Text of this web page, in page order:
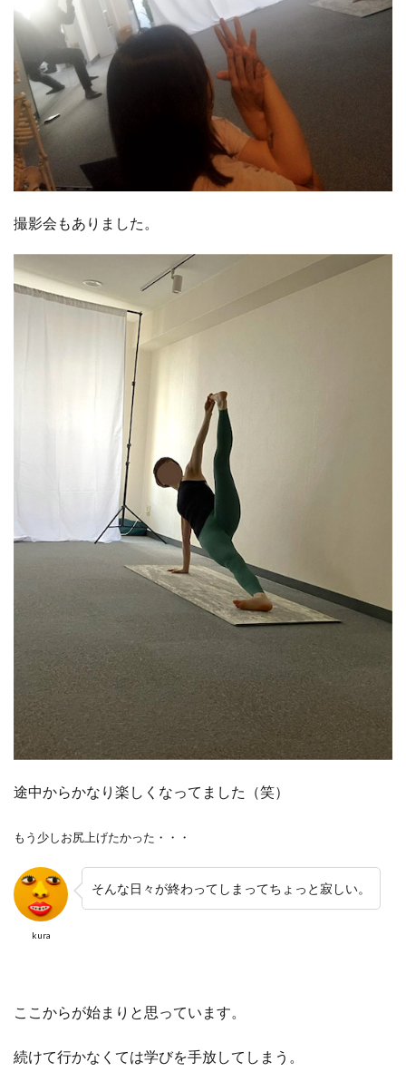
撮影会もありました。
途中からかなり楽しくなってました（笑）
もう少しお尻上げたかった・・・
kura
そんな日々が終わってしまってちょっと寂しい。
ここからが始まりと思っています。
続けて行かなくては学びを手放してしまう。